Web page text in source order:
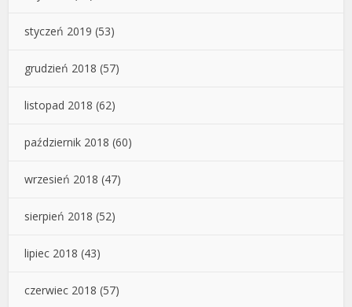
styczeń 2019 (53)
grudzień 2018 (57)
listopad 2018 (62)
październik 2018 (60)
wrzesień 2018 (47)
sierpień 2018 (52)
lipiec 2018 (43)
czerwiec 2018 (57)